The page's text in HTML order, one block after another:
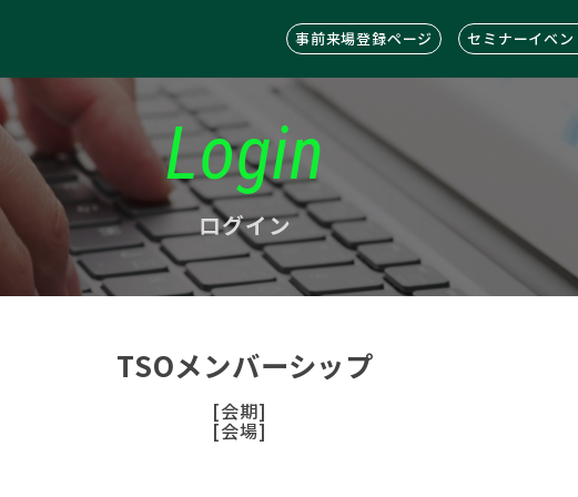
事前来場登録ページ セミナーイベ
Login
ログイン
TSOメンバーシップ
[会期]
[会場]